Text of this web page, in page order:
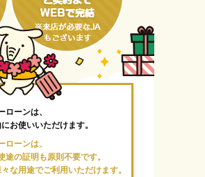
ローンは、
お使いいただけます。
ローンは、
途の証明も原則不要です。
な用途でご利用いただけます。